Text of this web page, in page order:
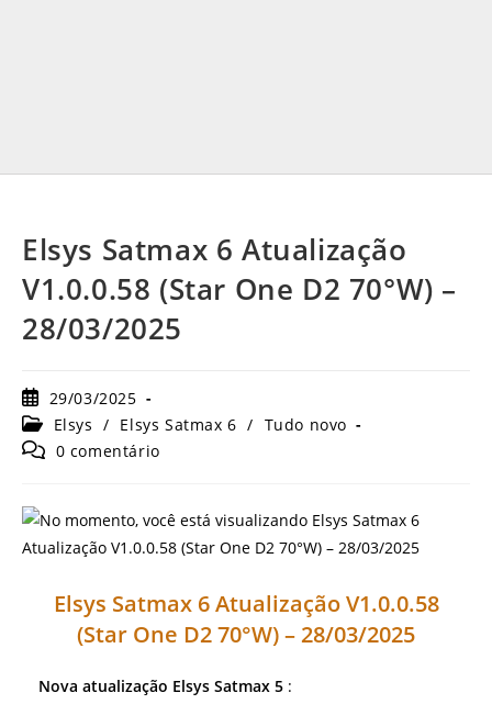
Elsys Satmax 6 Atualização
V1.0.0.58 (Star One D2 70°W) –
28/03/2025
Post
publicado:
29/03/2025
Categoria
do
post:
Elsys / Elsys Satmax 6 / Tudo novo
Comentários
0 comentário
Elsys Satmax 6 Atualização V1.0.0.58
(Star One D2 70°W) – 28/03/2025
Nova atualização Elsys Satmax 5 :